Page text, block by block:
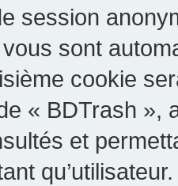
session
sont
cookie
« BDTrash »,
et
qu’utilisateur.